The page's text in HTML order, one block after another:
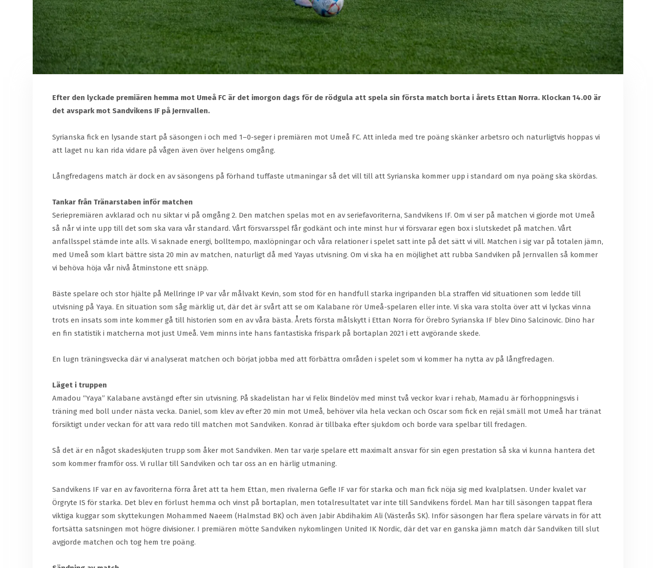
Efter den lyckade premiären hemma mot Umeå FC är det imorgon dags för de rödgula att spela sin första match borta i årets Ettan Norra. Klockan 14.00 är
det avspark mot Sandvikens IF på Jernvallen.
Syrianska fick en lysande start på säsongen i och med 1–0-seger i premiären mot Umeå FC. Att inleda med tre poäng skänker arbetsro och naturligtvis hoppas vi
att laget nu kan rida vidare på vågen även över helgens omgång.
Långfredagens match är dock en av säsongens på förhand tuffaste utmaningar så det vill till att Syrianska kommer upp i standard om nya poäng ska skördas.
Tankar från Tränarstaben inför matchen
Seriepremiären avklarad och nu siktar vi på omgång 2. Den matchen spelas mot en av seriefavoriterna, Sandvikens IF. Om vi ser på matchen vi gjorde mot Umeå
så når vi inte upp till det som ska vara vår standard. Vårt försvarsspel får godkänt och inte minst hur vi försvarar egen box i slutskedet på matchen. Vårt
anfallsspel stämde inte alls. Vi saknade energi, bolltempo, maxlöpningar och våra relationer i spelet satt inte på det sätt vi vill. Matchen i sig var på totalen jämn,
med Umeå som klart bättre sista 20 min av matchen, naturligt då med Yayas utvisning. Om vi ska ha en möjlighet att rubba Sandviken på Jernvallen så kommer
vi behöva höja vår nivå åtminstone ett snäpp.
Bäste spelare och stor hjälte på Mellringe IP var vår målvakt Kevin, som stod för en handfull starka ingripanden bl.a straffen vid situationen som ledde till
utvisning på Yaya. En situation som såg märklig ut, där det är svårt att se om Kalabane rör Umeå-spelaren eller inte. Vi ska vara stolta över att vi lyckas vinna
trots en insats som inte kommer gå till historien som en av våra bästa. Årets första målskytt i Ettan Norra för Örebro Syrianska IF blev Dino Salcinovic. Dino har
en fin statistik i matcherna mot just Umeå. Vem minns inte hans fantastiska frispark på bortaplan 2021 i ett avgörande skede.
En lugn träningsvecka där vi analyserat matchen och börjat jobba med att förbättra områden i spelet som vi kommer ha nytta av på långfredagen.
Läget i truppen
Amadou “Yaya” Kalabane avstängd efter sin utvisning. På skadelistan har vi Felix Bindelöv med minst två veckor kvar i rehab, Mamadu är förhoppningsvis i
träning med boll under nästa vecka. Daniel, som klev av efter 20 min mot Umeå, behöver vila hela veckan och Oscar som fick en rejäl smäll mot Umeå har tränat
försiktigt under veckan för att vara redo till matchen mot Sandviken. Konrad är tillbaka efter sjukdom och borde vara spelbar till fredagen.
Så det är en något skadeskjuten trupp som åker mot Sandviken. Men tar varje spelare ett maximalt ansvar för sin egen prestation så ska vi kunna hantera det
som kommer framför oss. Vi rullar till Sandviken och tar oss an en härlig utmaning.
Sandvikens IF var en av favoriterna förra året att ta hem Ettan, men rivalerna Gefle IF var för starka och man fick nöja sig med kvalplatsen. Under kvalet var
Örgryte IS för starka. Det blev en förlust hemma och vinst på bortaplan, men totalresultatet var inte till Sandvikens fördel. Man har till säsongen tappat flera
viktiga kuggar som skyttekungen Mohammed Naeem (Halmstad BK) och även Jabir Abdihakim Ali (Västerås SK). Inför säsongen har flera spelare värvats in för att
fortsätta satsningen mot högre divisioner. I premiären mötte Sandviken nykomlingen United IK Nordic, där det var en ganska jämn match där Sandviken till slut
avgjorde matchen och tog hem tre poäng.